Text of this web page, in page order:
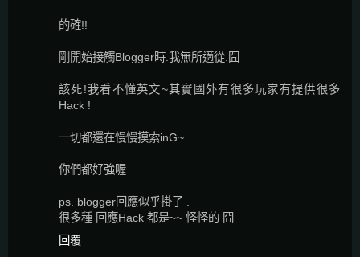
的確!!
剛開始接觸Blogger時.我無所適從.囧
該死!我看不懂英文~其實國外有很多玩家有提供很多
Hack !
一切都還在慢慢摸索inG~
你們都好強喔 .
ps. blogger回應似乎掛了 .
很多種 回應Hack 都是~~ 怪怪的 囧
回覆